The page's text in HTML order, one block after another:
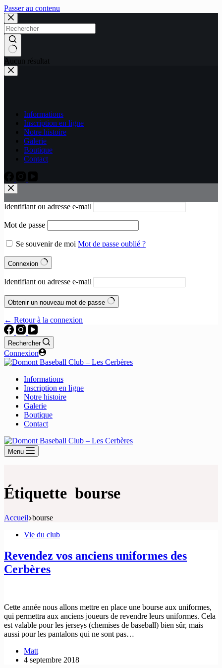
Passer au contenu
Aucun résultat
Informations
Inscription en ligne
Notre histoire
Galerie
Boutique
Contact
Identifiant ou adresse e-mail
Mot de passe
Se souvenir de moi Mot de passe oublié ?
Connexion
Identifiant ou adresse e-mail
Obtenir un nouveau mot de passe
← Retour à la connexion
Rechercher
Connexion
Informations
Inscription en ligne
Notre histoire
Galerie
Boutique
Contact
Menu
Étiquette bourse
Accueil bourse
Vie du club
Revendez vos anciens uniformes des
Cerbères
Cette année nous allons mettre en place une bourse aux uniformes,
qui permettra aux anciens joueurs de revendre leurs uniformes. Cela
est valable pour les jerseys (chemises de baseball) bien sûr, mais
aussi pour les pantalons qui ne sont pas…
Matt
4 septembre 2018